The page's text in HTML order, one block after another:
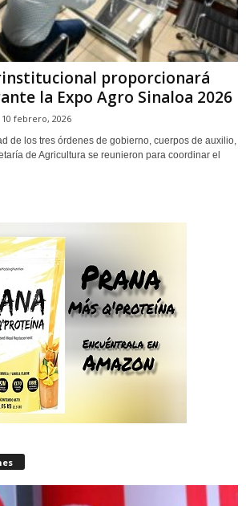
proporcionará
la Expo Agro Sinaloa 2026
10 febrero, 2026
de los tres órdenes de gobierno, cuerpos de auxilio,
de Agricultura se reunieron para coordinar el